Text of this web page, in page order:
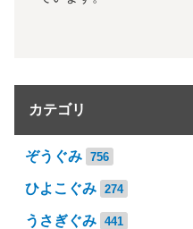
カテゴリ
ぞうぐみ 756
ひよこぐみ 274
うさぎぐみ 441